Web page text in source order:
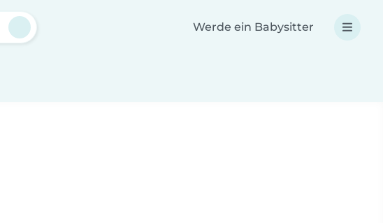
Werde ein Babysitter